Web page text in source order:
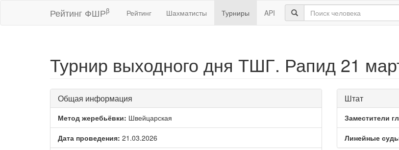
Рейтинг ФШРβ Рейтинг Шахматисты Турниры API
Турнир выходного дня ТШГ. Рапид 21
Общая информация
Метод жеребьёвки: Швейцарская
Дата проведения: 21.03.2026
Штат
Заместители
Линейные